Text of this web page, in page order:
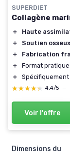
SUPERDIET
Collagène
＋ Haute
＋
Soutien osseux
＋
Fabrication
＋
Format
＋
★★★★★
★★★★★ 4,4/5 —
Voir l'offre
Dimensions du